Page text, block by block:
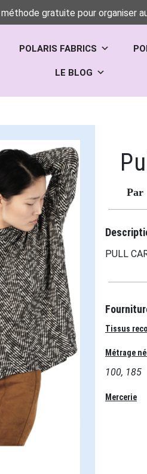
gratuite pour organiser
POLARIS FABRICS
LE BLOG
Par
PULL
Tissus
Métrage
100, 185
Mercerie